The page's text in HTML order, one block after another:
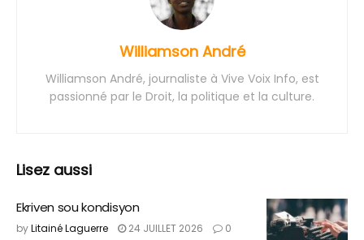
Williamson André
Williamson André, journaliste à Vive Voix Info, est
passionné par le Droit, la politique et la culture.
Lisez aussi
Ekriven sou kondisyon
byLitainé Laguerre 24 JUILLET 2026 0